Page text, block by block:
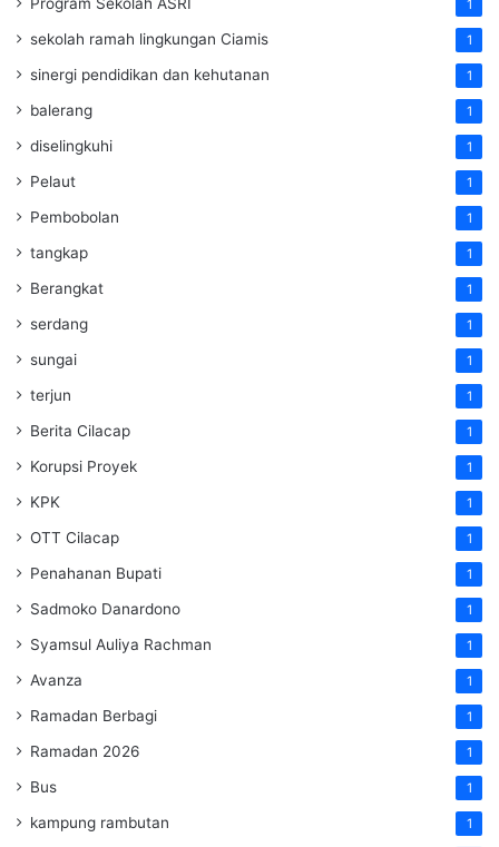
1
sekolah ramah lingkungan Ciamis 1
sinergi pendidikan dan kehutanan 1
balerang 1
diselingkuhi 1
Pelaut 1
Pembobolan 1
tangkap 1
Berangkat 1
serdang 1
sungai 1
terjun 1
Berita Cilacap 1
Korupsi Proyek 1
KPK 1
OTT Cilacap 1
Penahanan Bupati 1
Sadmoko Danardono 1
Syamsul Auliya Rachman 1
Avanza 1
Ramadan Berbagi 1
Ramadan 2026 1
Bus 1
kampung rambutan 1